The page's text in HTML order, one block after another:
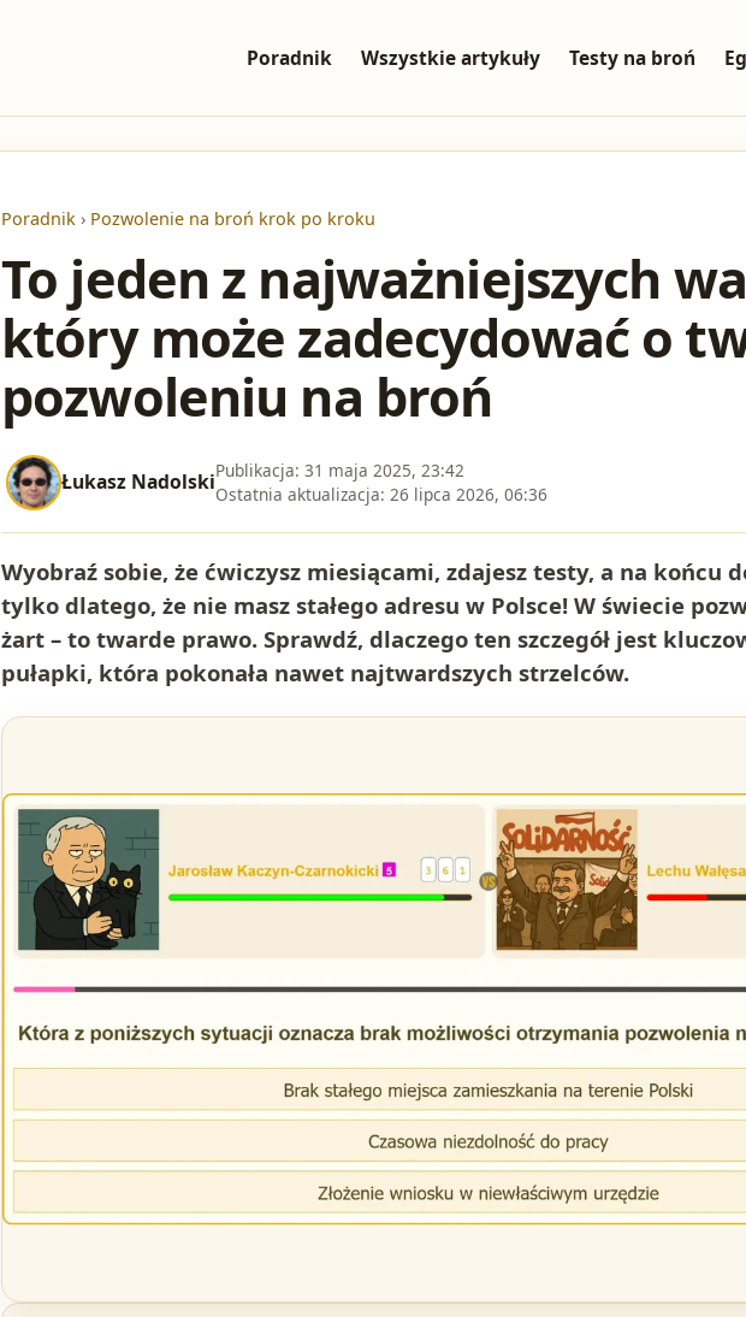
Poradnik Wszystkie artykuły Testy na broń
Poradnik › Pozwolenie na broń krok po kroku
To jeden z najważniejszych
który może zadecydować o
pozwoleniu na broń
Łukasz NadolskiPublikacja: 31 maja 2025, 23:42
Ostatnia aktualizacja: 26 lipca 2026, 06:36
Wyobraź sobie, że ćwiczysz miesiącami, zdajesz testy, a na końcu
tylko dlatego, że nie masz stałego adresu w Polsce! W świecie
żart – to twarde prawo. Sprawdź, dlaczego ten szczegół jest
pułapki, która pokonała nawet najtwardszych strzelców.